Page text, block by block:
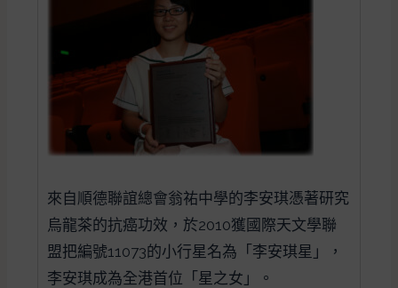
來自順德聯誼總會翁祐中學的李安琪憑著研究
烏龍茶的抗癌功效，於2010獲國際天文學聯
盟把編號11073的小行星名為「李安琪星」，
李安琪成為全港首位「星之女」。